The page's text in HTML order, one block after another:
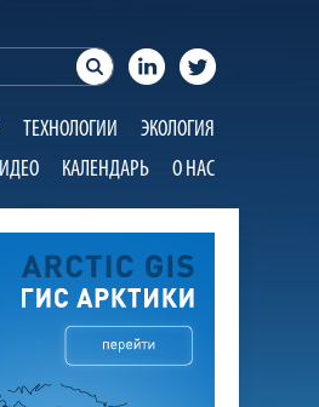
ТЕХНОЛОГИИ
ЭКОЛОГИЯ
КАЛЕНДАРЬ О НАС